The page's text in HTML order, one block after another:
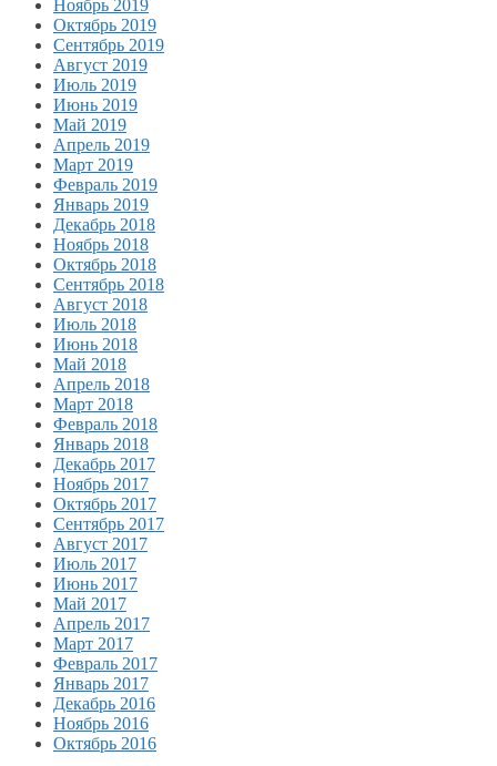
Ноябрь 2019
Октябрь 2019
Сентябрь 2019
Август 2019
Июль 2019
Июнь 2019
Май 2019
Апрель 2019
Март 2019
Февраль 2019
Январь 2019
Декабрь 2018
Ноябрь 2018
Октябрь 2018
Сентябрь 2018
Август 2018
Июль 2018
Июнь 2018
Май 2018
Апрель 2018
Март 2018
Февраль 2018
Январь 2018
Декабрь 2017
Ноябрь 2017
Октябрь 2017
Сентябрь 2017
Август 2017
Июль 2017
Июнь 2017
Май 2017
Апрель 2017
Март 2017
Февраль 2017
Январь 2017
Декабрь 2016
Ноябрь 2016
Октябрь 2016